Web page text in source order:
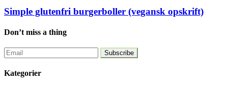
Simple glutenfri burgerboller (vegansk opskrift)
Don’t miss a thing
Kategorier